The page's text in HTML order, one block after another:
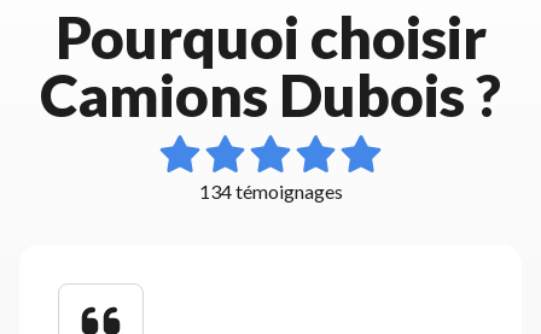
Pourquoi choisir
Camions Dubois ?
134 témoignages